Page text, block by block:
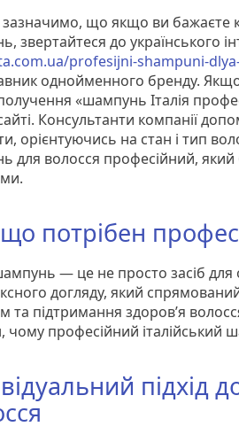
що якщо ви бажаєте
звертайтеся до українського
profesijni-shampuni-
однойменного бренду.
«шампунь Італія
Консультанти компанії
орієнтуючись на стан і тип
для волосся професійний, який
потрібен
— це не просто засіб
догляду, який
та підтримання здоров’я
чому професійний
підхід